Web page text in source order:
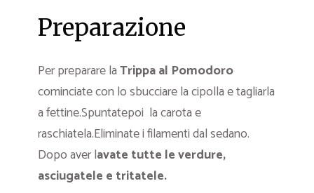
Preparazione
Per preparare laTrippa al Pomodoro
cominciate con lo sbucciare la cipolla e tagliarla
a fettine.Spuntatepoi la carota e
raschiatela.Eliminate i filamenti dal sedano.
Dopo aver lavate tutte le verdure,
asciugatele e tritatele.